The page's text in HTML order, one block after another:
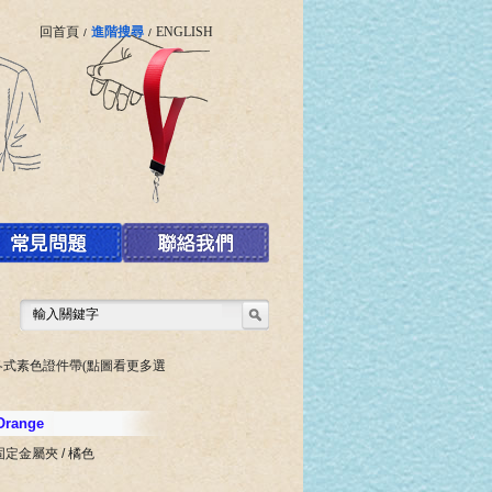
回首頁 / 進階搜尋 / ENGLISH
式素色證件帶(點圖看更多選
定金屬夾 / 橘色